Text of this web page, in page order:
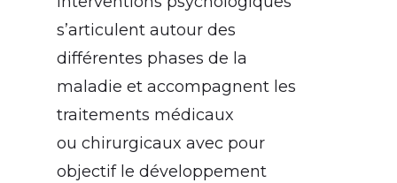
s’articulent autour des
différentes phases de la
maladie et accompagnent les
traitements médicaux
ou chirurgicaux avec pour
objectif le développement